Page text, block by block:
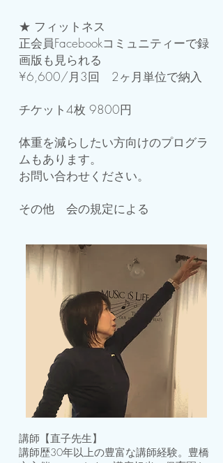
★ フィットネス
正会員Facebookコミュニティーで録
画版も見られる
¥6,600/月3回 2ヶ月単位で納入
チケット4枚 9800円
体重を減らしたい方向けのプログラ
ムもあります。
お問い合わせください。
​その他 会の規定による
講師【直子先生】
講師歴30年以上の豊富な講師経験。 豊橋